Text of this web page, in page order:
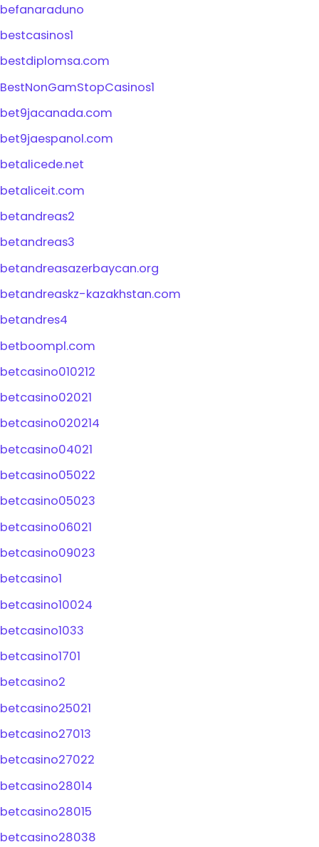
befanaraduno
bestcasinos1
bestdiplomsa.com
BestNonGamStopCasinos1
bet9jacanada.com
bet9jaespanol.com
betalicede.net
betaliceit.com
betandreas2
betandreas3
betandreasazerbaycan.org
betandreaskz-kazakhstan.com
betandres4
betboompl.com
betcasino010212
betcasino02021
betcasino020214
betcasino04021
betcasino05022
betcasino05023
betcasino06021
betcasino09023
betcasino1
betcasino10024
betcasino1033
betcasino1701
betcasino2
betcasino25021
betcasino27013
betcasino27022
betcasino28014
betcasino28015
betcasino28038